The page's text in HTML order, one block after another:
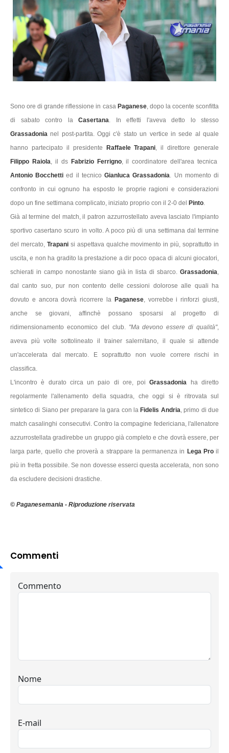
Sono ore di grande riflessione in casa Paganese, dopo la cocente sconfitta
di sabato contro la Casertana. In effetti l'aveva detto lo stesso
Grassadonianel post-partita. Oggi c'è stato un vertice in sede al quale
hanno partecipato il presidente
Raffaele Trapani, il direttore generale
Filippo Raiola, il ds Fabrizio Ferrigno, il coordinatore dell'area tecnica
Antonio Bocchetti ed il tecnicoGianluca Grassadonia. Un momento di
confronto in cui ognuno ha esposto le proprie ragioni e considerazioni
dopo un fine settimana complicato, iniziato proprio con il 2-0 del
Pinto.
Già al termine del match, il patron azzurrostellato aveva lasciato l'impianto
sportivo casertano scuro in volto. A poco più di una settimana dal termine
del mercato, Trapani si aspettava qualche movimento in più, soprattutto in
uscita, e non ha gradito la prestazione a dir poco opaca di alcuni giocatori,
schierati in campo nonostante siano già in lista di sbarco. Grassadonia,
dal canto suo, pur non contento delle cessioni dolorose alle quali ha
dovuto e ancora dovrà ricorrere la Paganese, vorrebbe i rinforzi giusti,
anche se giovani, affinchè possano sposarsi al progetto di
ridimensionamento economico del club. "Ma devono essere di qualità",
aveva più volte sottolineato il trainer salernitano, il quale si attende
un'accelerata dal mercato. E soprattutto non vuole correre rischi in
classifica.
L'incontro è durato circa un paio di ore, poiGrassadonia
ha diretto
regolarmente l'allenamento della squadra, che oggi si è ritrovata sul
sintetico di Siano per preparare la gara con la Fidelis Andria, primo di due
match casalinghi consecutivi. Contro la compagine federiciana, l'allenatore
azzurrostellata gradirebbe un gruppo già completo e che dovrà essere, per
larga parte, quello che proverà a strappare la permanenza in Lega Pro il
più in fretta possibile. Se non dovesse esserci questa accelerata, non sono
da escludere decisioni drastiche.
© Paganesemania - Riproduzione riservata
Commenti